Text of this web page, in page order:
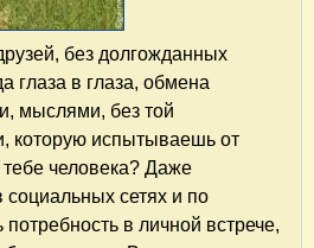
без долгожданных
глаза в глаза, обмена
мыслями, без той
которую испытываешь от
тебе человека? Даже
сетях и по
в личной встрече,